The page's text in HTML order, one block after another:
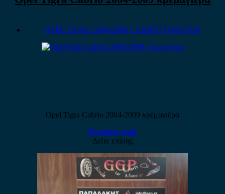
OPEL TIGRA 2004-2009 CABRIO TWINTOP
Opel Tigra Cabrio 2004-2009 κρεμαγιέρα
Ρωτήστε τιμή
Δείτε επίσης